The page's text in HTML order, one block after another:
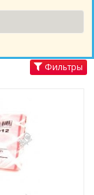
Фильтры